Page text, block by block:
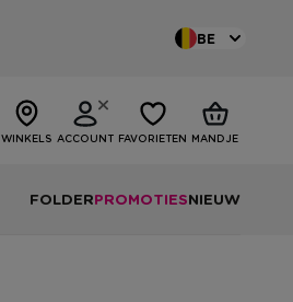
BE
WINKELS ACCOUNT FAVORIETEN MANDJE
FOLDERPROMOTIESNIEUW